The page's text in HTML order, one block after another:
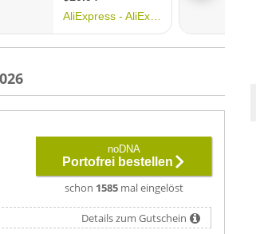
noDNA
Portofrei bestellen
schon 1585mal eingelöst
Details zum Gutschein